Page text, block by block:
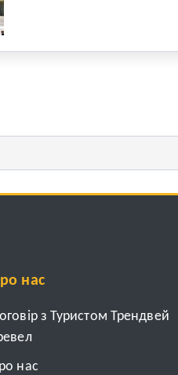
нас
з Туристом Трендвей
нас